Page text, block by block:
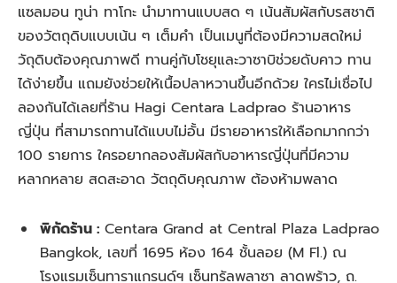
แซลมอน ทูน่า ทาโกะ นำมาทานแบบสด ๆ เน้นสัมผัสกับรสชาติ
ของวัตถุดิบแบบเน้น ๆ เต็มคำ เป็นเมนูที่ต้องมีความสดใหม่
วัถุดิบต้องคุณภาพดี ทานคู่กับโชยุและวาซาบิช่วยดับคาว ทาน
ได้ง่ายขึ้น แถมยังช่วยให้เนื้อปลาหวานขึ้นอีกด้วย ใครไม่เชื่อไป
ลองกันได้เลยที่ร้าน Hagi Centara Ladprao ร้านอาหาร
ญี่ปุ่น ที่สามารถทานได้แบบไม่อั้น มีรายอาหารให้เลือกมากกว่า
100 รายการ ใครอยากลองสัมผัสกับอาหารญี่ปุ่นที่มีความ
หลากหลาย สดสะอาด วัตถุดิบคุณภาพ ต้องห้ามพลาด
พิกัดร้าน : Centara Grand at Central Plaza Ladprao
Bangkok, เลขที่ 1695 ห้อง 164 ชั้นลอย (M Fl.) ณ
โรงแรมเซ็นทาราแกรนด์ฯ เซ็นทรัลพลาซา ลาดพร้าว, ถ.